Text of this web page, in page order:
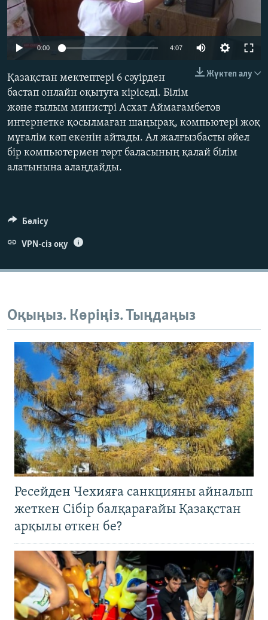
ЖАЗЫЛЫҢЫЗ
270p
1080p
0:00 4:07
404p
Жүктеп алу
Қазақстан мектептері 6 сәуірден
бастап онлайн оқытуға кіріседі. Білім
және ғылым министрі Асхат Аймағамбетов
интернетке қосылмаған шаңырақ, компьютері жоқ
мұғалім көп екенін айтады. Ал жалғызбасты әйел
бір компьютермен төрт баласының қалай білім
алатынына алаңдайды.
Бөлісу
VPN-сіз оқу
Оқыңыз. Көріңіз. Тыңдаңыз
Ресейден Чехияға санкцияны айналып
жеткен Сібір балқарағайы Қазақстан
арқылы өткен бе?